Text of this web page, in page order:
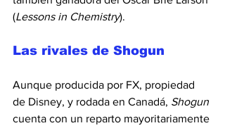
(Lessons in Chemistry).
Las rivales de Shogun
Aunque producida por FX, propiedad
de Disney, y rodada en Canadá, Shogun
cuenta con un reparto mayoritariamente